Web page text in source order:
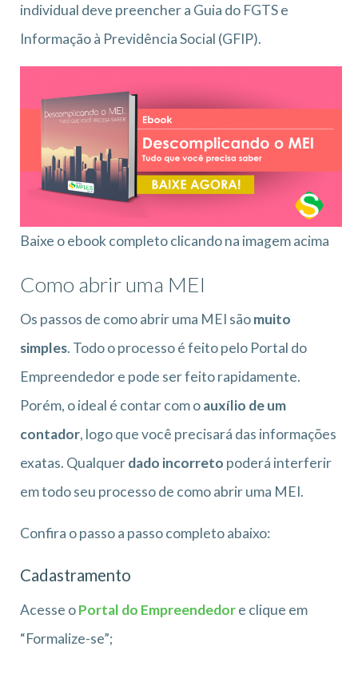
individual deve preencher a Guia do FGTS e
Informação à Previdência Social (GFIP).
Baixe o ebook completo clicando na imagem acima
Como abrir uma MEI
Os passos de como abrir uma MEI sãomuito
simples. Todo o processo é feito pelo Portal do
Empreendedor e pode ser feito rapidamente.
Porém, o ideal é contar com oauxílio de um
contador, logo que você precisará das informações
exatas. Qualquerdado incorreto poderá interferir
em todo seu processo de como abrir uma MEI.
Confira o passo a passo completo abaixo:
Cadastramento
Acesse oPortal do Empreendedore clique em
“Formalize-se”;